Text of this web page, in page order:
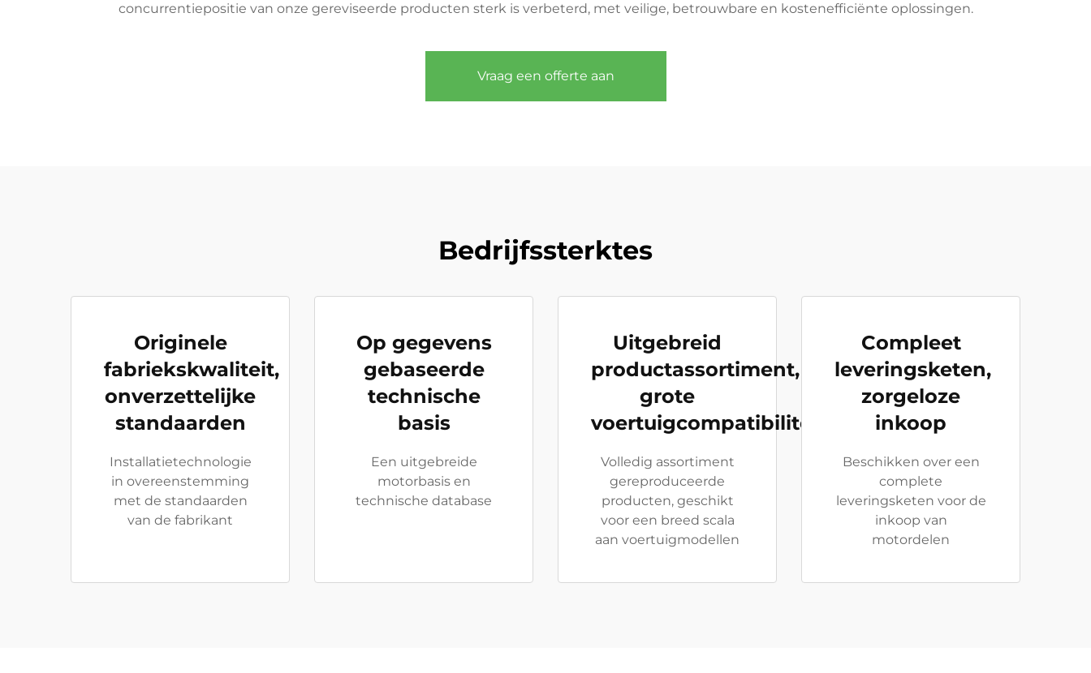
concurrentiepositie van onze gereviseerde producten sterk is verbeterd, met veilige, betrouwbare en kostenefficiënte oplossingen.
Vraag een offerte aan
Bedrijfssterktes
Originele
fabriekskwaliteit,
onverzettelijke
standaarden
Installatietechnologie
in overeenstemming
met de standaarden
van de fabrikant
Op gegevens
gebaseerde
technische
basis
Een uitgebreide
motorbasis en
technische database
Uitgebreid
productassortiment,
grote
voertuigcompatibiliteit
Volledig assortiment
gereproduceerde
producten, geschikt
voor een breed scala
aan voertuigmodellen
Compleet
leveringsketen,
zorgeloze
inkoop
Beschikken over een
complete
leveringsketen voor de
inkoop van
motordelen